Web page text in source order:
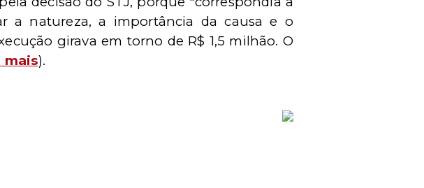
a natureza, a importância da causa e o
girava em torno de R$ 1,5 milhão. O
mais).